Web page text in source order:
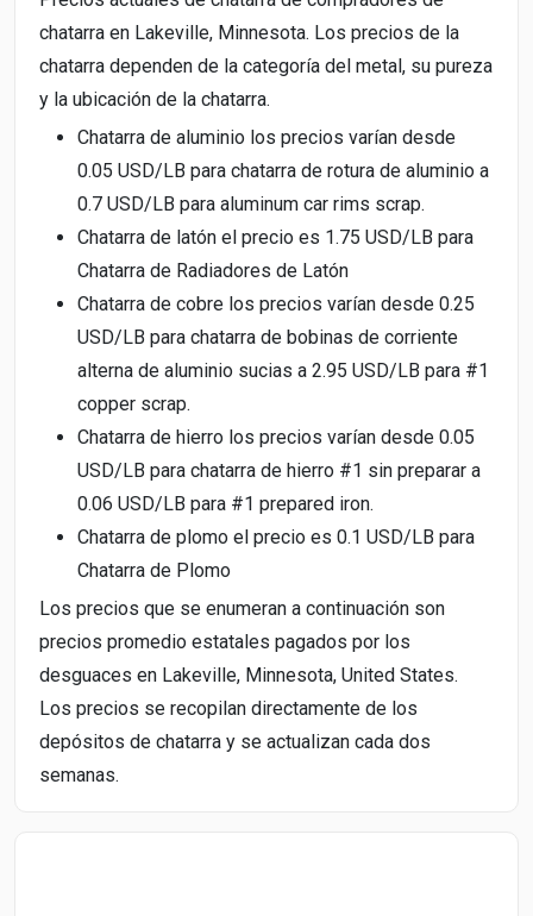
chatarra en Lakeville, Minnesota. Los precios de la
chatarra dependen de la categoría del metal, su pureza
y la ubicación de la chatarra.
Chatarra de aluminio los precios varían desde
0.05 USD/LB para chatarra de rotura de aluminio a
0.7 USD/LB para aluminum car rims scrap.
Chatarra de latón el precio es 1.75 USD/LB para
Chatarra de Radiadores de Latón
Chatarra de cobre los precios varían desde 0.25
USD/LB para chatarra de bobinas de corriente
alterna de aluminio sucias a 2.95 USD/LB para #1
copper scrap.
Chatarra de hierro los precios varían desde 0.05
USD/LB para chatarra de hierro #1 sin preparar a
0.06 USD/LB para #1 prepared iron.
Chatarra de plomo el precio es 0.1 USD/LB para
Chatarra de Plomo
Los precios que se enumeran a continuación son
precios promedio estatales pagados por los
desguaces en Lakeville, Minnesota, United States.
Los precios se recopilan directamente de los
depósitos de chatarra y se actualizan cada dos
semanas.